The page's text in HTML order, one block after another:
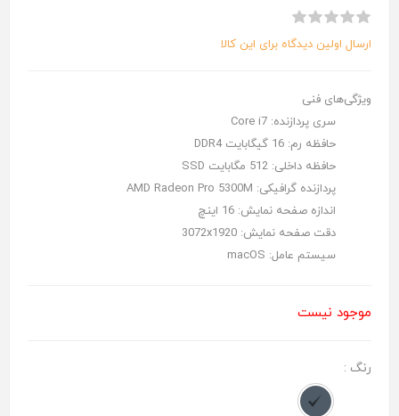
ارسال اولین دیدگاه برای این کالا
ویژگی‌های فنی
سری پردازنده: Core i7
حافظه رم: 16 گیگابایت DDR4
حافظه داخلی: 512 مگابایت SSD
پردازنده گرافیکی: AMD Radeon Pro 5300M
اندازه صفحه نمایش: 16 اینچ
دقت صفحه نمایش: 3072x1920
سیستم عامل: macOS
موجود نیست
رنگ :